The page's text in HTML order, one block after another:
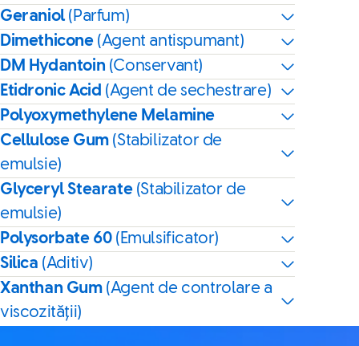
Geraniol(Parfum)
Dimethicone (Agent antispumant)
DM Hydantoin (Conservant)
Etidronic Acid (Agent de sechestrare)
Polyoxymethylene Melamine
Cellulose Gum (Stabilizator de
emulsie)
Glyceryl Stearate (Stabilizator de
emulsie)
Polysorbate 60 (Emulsificator)
Silica (Aditiv)
Xanthan Gum (Agent de controlare a
viscozității)